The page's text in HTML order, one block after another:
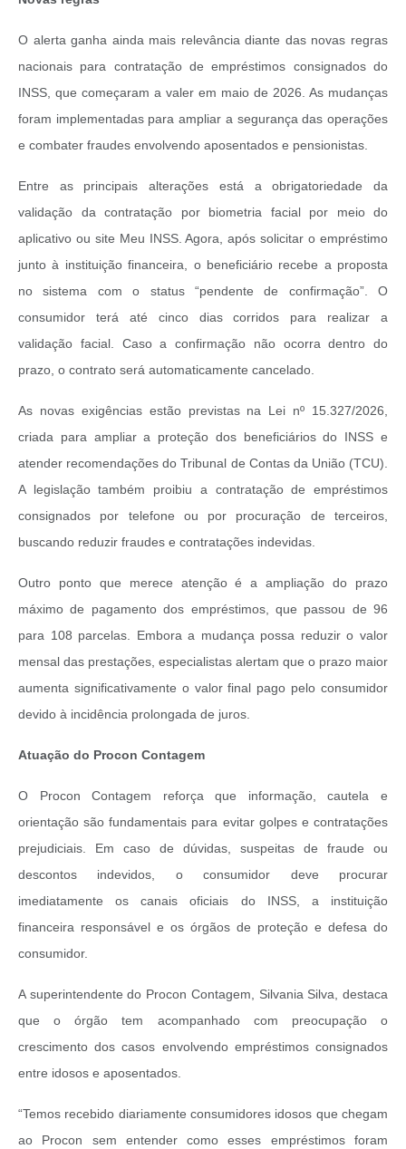
O alerta ganha ainda mais relevância diante das novas regras
nacionais para contratação de empréstimos consignados do
INSS, que começaram a valer em maio de 2026. As mudanças
foram implementadas para ampliar a segurança das operações
e combater fraudes envolvendo aposentados e pensionistas.
Entre as principais alterações está a obrigatoriedade da
validação da contratação por biometria facial por meio do
aplicativo ou site Meu INSS. Agora, após solicitar o empréstimo
junto à instituição financeira, o beneficiário recebe a proposta
no sistema com o status “pendente de confirmação”. O
consumidor terá até cinco dias corridos para realizar a
validação facial. Caso a confirmação não ocorra dentro do
prazo, o contrato será automaticamente cancelado.
As novas exigências estão previstas na Lei nº 15.327/2026,
criada para ampliar a proteção dos beneficiários do INSS e
atender recomendações do Tribunal de Contas da União (TCU).
A legislação também proibiu a contratação de empréstimos
consignados por telefone ou por procuração de terceiros,
buscando reduzir fraudes e contratações indevidas.
Outro ponto que merece atenção é a ampliação do prazo
máximo de pagamento dos empréstimos, que passou de 96
para 108 parcelas. Embora a mudança possa reduzir o valor
mensal das prestações, especialistas alertam que o prazo maior
aumenta significativamente o valor final pago pelo consumidor
devido à incidência prolongada de juros.
Atuação do Procon Contagem
O Procon Contagem reforça que informação, cautela e
orientação são fundamentais para evitar golpes e contratações
prejudiciais. Em caso de dúvidas, suspeitas de fraude ou
descontos indevidos, o consumidor deve procurar
imediatamente os canais oficiais do INSS, a instituição
financeira responsável e os órgãos de proteção e defesa do
consumidor.
A superintendente do Procon Contagem, Silvania Silva, destaca
que o órgão tem acompanhado com preocupação o
crescimento dos casos envolvendo empréstimos consignados
entre idosos e aposentados.
“Temos recebido diariamente consumidores idosos que chegam
ao Procon sem entender como esses empréstimos foram